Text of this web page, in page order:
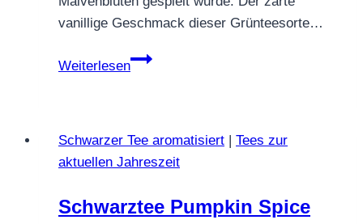
vanillige Geschmack dieser Grünteesorte…
Weiterlesen
Grüntee
Schwarzer Tee aromatisiert | Tees zur
aktuellen Jahreszeit
Schwarztee Pumpkin Spice